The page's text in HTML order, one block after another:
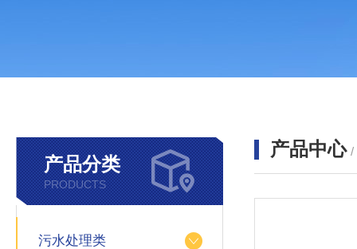
产品分类
PRODUCTS
污水处理类
产品中心 /